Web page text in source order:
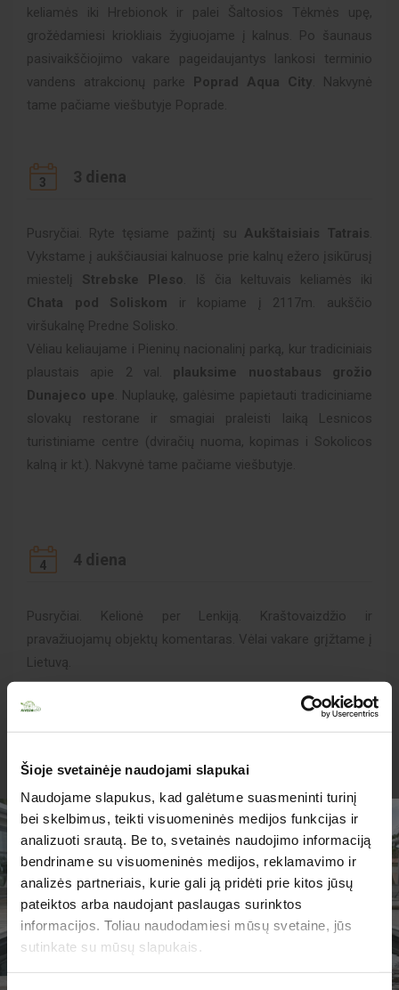
Šioje svetainėje naudojami slapukai
Naudojame slapukus, kad galėtume suasmeninti turinį
bei skelbimus, teikti visuomeninės medijos funkcijas ir
analizuoti srautą. Be to, svetainės naudojimo informaciją
bendriname su visuomeninės medijos, reklamavimo ir
analizės partneriais, kurie gali ją pridėti prie kitos jūsų
pateiktos arba naudojant paslaugas surinktos
informacijos. Toliau naudodamiesi mūsų svetaine, jūs
sutinkate su mūsų slapukais.
keliamės iki Hrebionok ir palei Šaltosios Tėkmės upę,
grožėdamiesi kriokliais žygiuojame į kalnus. Po šaunaus
pasivaikščiojimo vakare pageidaujantys lankosi terminio
vandens atrakcionų parke Poprad Aqua City . Nakvynė
tame pačiame viešbutyje Poprade.
3 3 diena
Pusryčiai. Ryte tęsiame pažintį su Aukštaisiais Tatrais
Vykstame į aukščiausiai kalnuose prie kalnų ežero įsikūrusį
miestelį Strebske Pleso . Iš čia keltuvais keliamės iki
Chata pod Soliskom ir kopiame
į 2117m. aukščio
viršukalnę Predne Solisko.
Vėliau keliaujame i Pieninų nacionalinį parką, kur tradiciniais
plaustais apie 2 val. plauksime nuostabaus grožio
Dunajeco upe . Nuplaukę, galėsime papietauti tradiciniame
slovakų restorane ir smagiai praleisti laiką Lesnicos
turistiniame centre (dviračių nuoma, kopimas i Sokolicos
kalną ir kt.). Nakvynė tame pačiame viešbutyje.
4 4 diena
Pusryčiai. Kelionė per Lenkiją. Kraštovaizdžio ir
pravažiuojamų objektų komentaras. Vėlai vakare grįžtame į
Lietuvą.
3 nakvynės su pusryčiais turistinės klasės
viešbutyje,
kelionė turistiniu autobusu,
kelionių vadovo – gido paslaugos,
Į kelionės kainą neįskaičiuota:
TURIME PARUOŠĘ
JUMS PASIŪLYMŲ!